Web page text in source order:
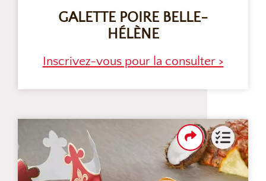
GALETTE POIRE BELLE-
HÉLÈNE
Inscrivez-vous pour la consulter >